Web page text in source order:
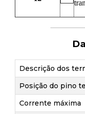
Descrição dos
Posição do pino
Corrente máxima